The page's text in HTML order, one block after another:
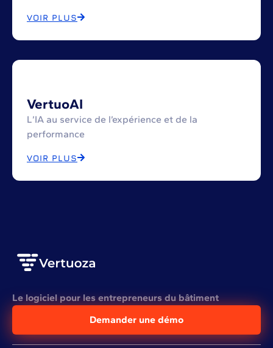
VOIR PLUS
VertuoAI
L’IA au service de l’expérience et de la
performance
VOIR PLUS
Le logiciel pour les entrepreneurs du bâtiment
Demander une démo